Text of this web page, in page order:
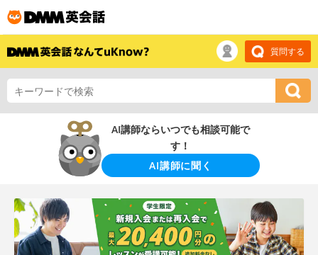
質問する
AI講師ならいつでも相談可能で
す！
AI講師に聞く